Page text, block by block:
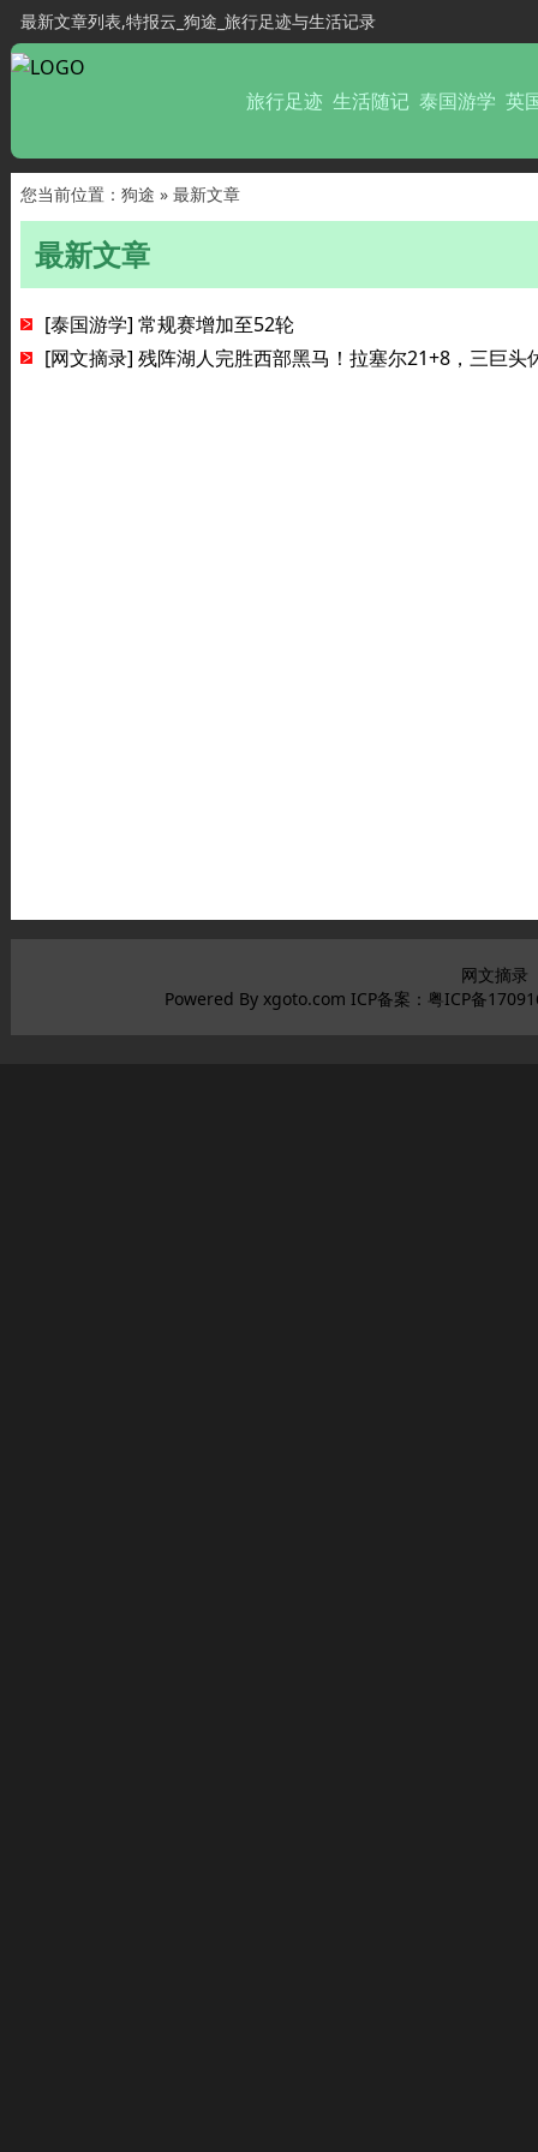
最新文章列表,特报云_狗途_旅行足迹与生活记录
旅行足迹 生活随记 泰国游学 英
您当前位置： 狗途 » 最新文章
最新文章
[泰国游学] 常规赛增加至52轮
[网文摘录] 残阵湖人完胜西部黑马！拉塞尔21+8，三巨头
网文摘录
Powered By xgoto.com ICP备案： 粤ICP备